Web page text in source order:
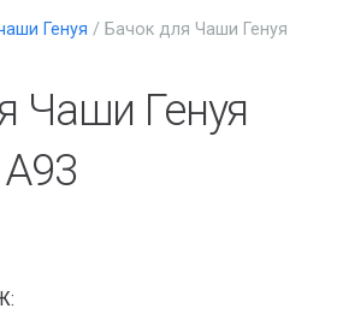
Генуя / Бачок для Чаши Генуя
Чаши Генуя